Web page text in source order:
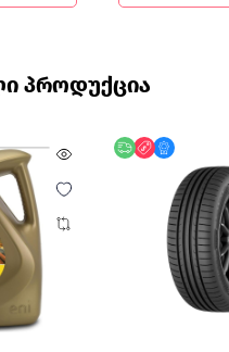
პროდუქცია
უფასო მიწოდება
ფასდაკლება